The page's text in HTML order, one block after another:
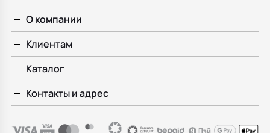
О компании
Клиентам
Каталог
Контакты и адрес